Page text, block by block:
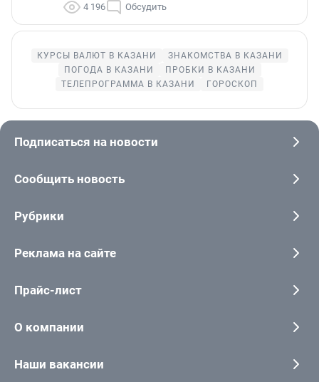
4 196 Обсудить
КУРСЫ ВАЛЮТ В КАЗАНИ
ЗНАКОМСТВА В КАЗАНИ
ПОГОДА В КАЗАНИ
ПРОБКИ В КАЗАНИ
ТЕЛЕПРОГРАММА В КАЗАНИ
ГОРОСКОП
Подписаться на новости
Сообщить новость
Рубрики
Реклама на сайте
Прайс-лист
О компании
Наши вакансии